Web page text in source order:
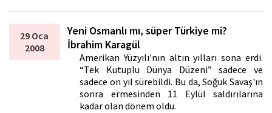
29 Oca
2008
Yeni Osmanlı mı, süper Türkiye mi?
İbrahim Karagül
Amerikan Yüzyılı'nın altın yılları sona erdi.
“Tek Kutuplu Dünya Düzeni” sadece ve
sadece on yıl sürebildi. Bu da, Soğuk Savaş'ın
sonra ermesinden 11 Eylül saldırılarına
kadar olan dönem oldu.